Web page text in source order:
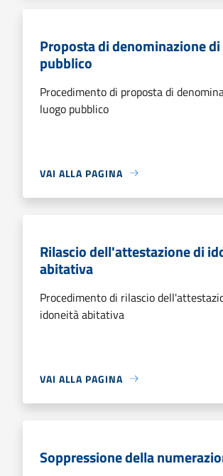
Proposta di denominazione
pubblico
Procedimento di proposta di
luogo pubblico
VAI ALLA PAGINA
Rilascio dell'attestazione di
abitativa
Procedimento di rilascio
idoneità abitativa
VAI ALLA PAGINA
Soppressione della